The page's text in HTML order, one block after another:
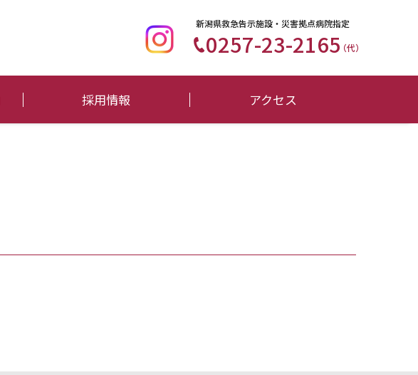
新潟県救急告示施設・災害拠点病院指定
0257-23-2165（代）
採用情報 アクセス